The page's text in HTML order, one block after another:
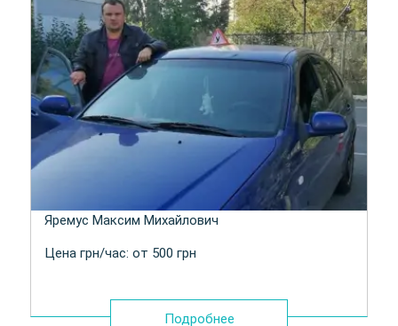
Яремус Максим Михайлович
Цена грн/час: от 500 грн
Подробнее